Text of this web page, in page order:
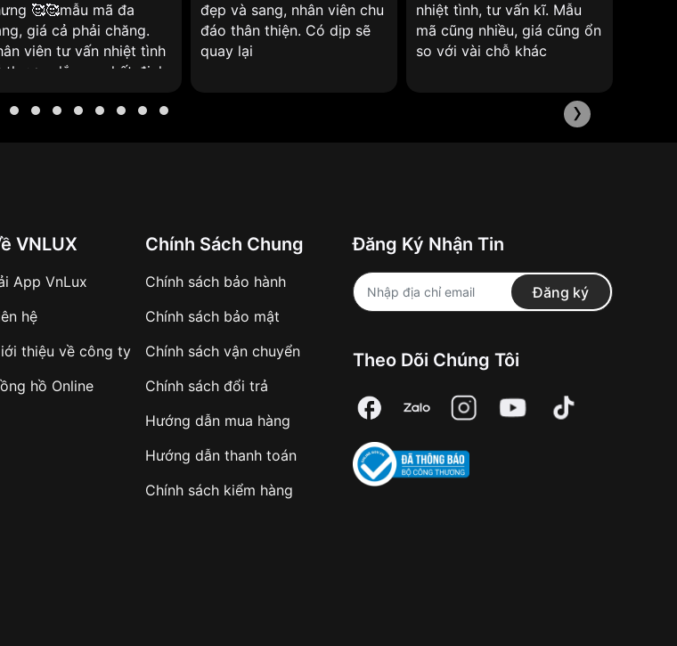
với sự phát triển của các kỹ thuật mới như nung chảy và đúc.
vào thế kỷ 19, thay thế cho các loại kính khác như plexiglass.
🥰🥰mẫu mã đa
giá cả phải chăng.
viên tư vấn nhiệt tình
thương lắm ạ, nhất định
đẹp và sang, nhân viên chu
đáo thân thiện. Có dịp sẽ
quay lại
nhiệt tình, tư vấn kĩ. Mẫu
mã cũng nhiều, giá cũng ổn
so với vài chỗ khác
›
VNLUX
App VnLux
hệ
thiệu về công ty
hồ Online
Chính Sách Chung
Chính sách bảo hành
Chính sách bảo mật
Chính sách vận chuyển
Chính sách đổi trả
Hướng dẫn mua hàng
Hướng dẫn thanh toán
Chính sách kiểm hàng
Đăng Ký Nhận Tin
Đăng ký
Theo Dõi Chúng Tôi